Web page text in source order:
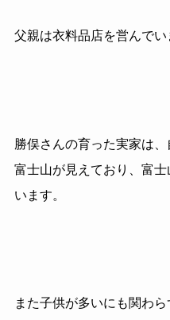
父親は衣料品店を営んでい
勝俣さんの育った実家は
富士山が見えており、富
います。
また子供が多いにも関わ